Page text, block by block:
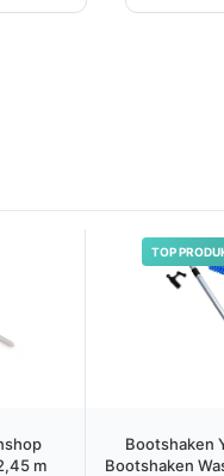
TOP
m
Bootshaken
Bootshaken